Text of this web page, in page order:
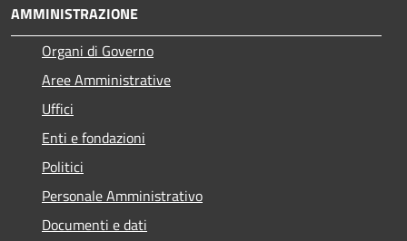
AMMINISTRAZIONE
Organi di Governo
Aree Amministrative
Uffici
Enti e fondazioni
Politici
Personale Amministrativo
Documenti e dati